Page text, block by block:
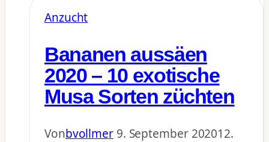
Anzucht
Bananen aussäen
2020 – 10 exotische
Musa Sorten züchten
Vonbvollmer 9. September 202012.